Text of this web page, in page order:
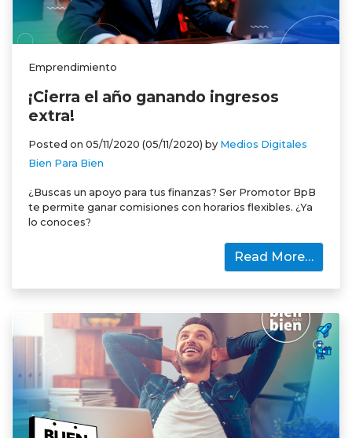
Emprendimiento
¡Cierra el año ganando ingresos
extra!
Posted on 05/11/2020 (05/11/2020) by Medios Digitales
Bien Para Bien
¿Buscas un apoyo para tus finanzas? Ser Promotor BpB
te permite ganar comisiones con horarios flexibles. ¿Ya
lo conoces?
Read More…